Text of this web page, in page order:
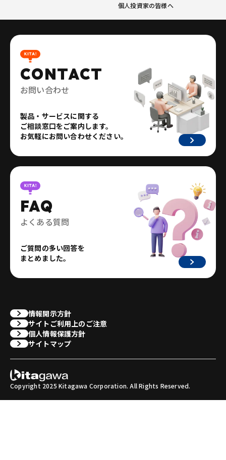
個人投資家の皆様へ
CONTACT
お問い合わせ
製品・サービスに関する
ご相談窓口をご案内します。
お気軽にお問い合わせください。
FAQ
よくある質問
ご質問の多い回答を
まとめました。
情報開示方針
サイトご利用上のご注意
個人情報保護方針
サイトマップ
Copyright 2025 Kitagawa Corporation. All Rights Reserved.